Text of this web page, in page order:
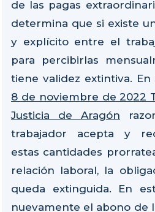
de las pagas
determina que si existe
y explícito entre el
para percibirlas
tiene validez extintiva. En
8 de noviembre de 2022
Justicia de Aragón
trabajador acepta y
estas cantidades
relación laboral, la
queda extinguida. En
nuevamente el abono de